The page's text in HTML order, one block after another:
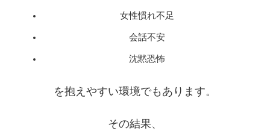
女性慣れ不足
会話不安
沈黙恐怖
を抱えやすい環境でもあります。
その結果、